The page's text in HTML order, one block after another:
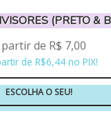
(PRETO &
partir de R$ 7,00
de R$6,44 no PIX!
ESCOLHA O SEU!
Este